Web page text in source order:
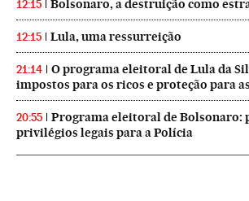
12:15 Bolsonaro, a destruição como
12:15 Lula, uma ressurreição
21:14
O programa eleitoral de Lula da
impostos para os ricos e proteção para
20:55
Programa eleitoral de Bolsonaro:
privilégios legais para a Polícia